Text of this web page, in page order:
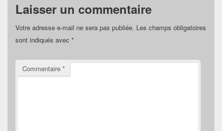
Laisser un commentaire
Votre adresse e-mail ne sera pas publiée. Les champs obligatoires
sont indiqués avec *
Commentaire *